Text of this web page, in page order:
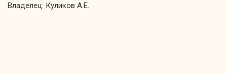
Владелец: Куликов А.Е.